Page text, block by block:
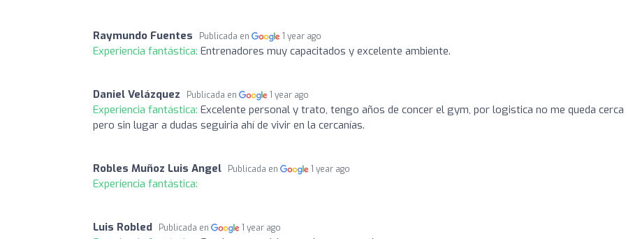
Raymundo Fuentes Publicada en 1 year ago
Experiencia fantástica: Entrenadores muy capacitados y excelente ambiente.
Daniel Velázquez Publicada en 1 year ago
Experiencia fantástica: Excelente personal y trato, tengo años de concer el gym, por logistica no me queda cerca
pero sin lugar a dudas seguiria ahí de vivir en la cercanías.
Robles Muñoz Luis Angel Publicada en 1 year ago
Experiencia fantástica:
Luis Robled Publicada en 1 year ago